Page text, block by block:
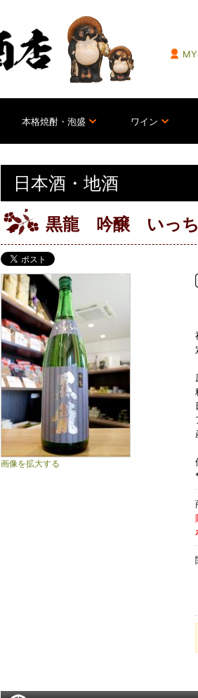
本格焼酎・泡盛 ワイン
日本酒・地酒
黒龍 吟醸 いっ
画像を拡大する